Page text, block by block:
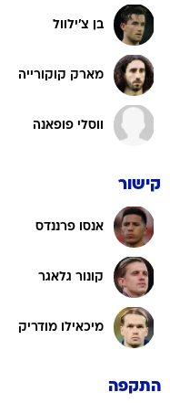
בן צ'ילוול
מארק קוקורייה
ווסלי פופאנה
קישור
אנסו פרננדס
קונור גלאגר
מיכאילו מודריק
התקפה